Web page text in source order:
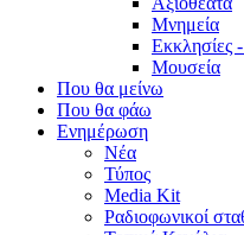
Μνημεία
Εκκλησίες
Μουσεία
Που θα μείνω
Που θα φάω
Ενημέρωση
Νέα
Τύπος
Media Kit
Ραδιοφωνικοί